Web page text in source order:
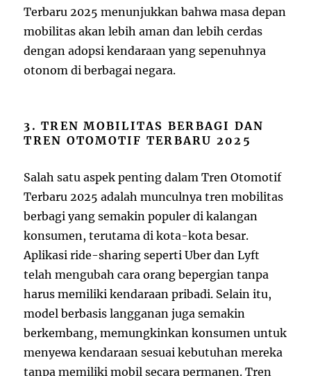
Terbaru 2025 menunjukkan bahwa masa depan
mobilitas akan lebih aman dan lebih cerdas
dengan adopsi kendaraan yang sepenuhnya
otonom di berbagai negara.
3. TREN MOBILITAS BERBAGI DAN
TREN OTOMOTIF TERBARU 2025
Salah satu aspek penting dalam Tren Otomotif
Terbaru 2025 adalah munculnya tren mobilitas
berbagi yang semakin populer di kalangan
konsumen, terutama di kota-kota besar.
Aplikasi ride-sharing seperti Uber dan Lyft
telah mengubah cara orang bepergian tanpa
harus memiliki kendaraan pribadi. Selain itu,
model berbasis langganan juga semakin
berkembang, memungkinkan konsumen untuk
menyewa kendaraan sesuai kebutuhan mereka
tanpa memiliki mobil secara permanen. Tren